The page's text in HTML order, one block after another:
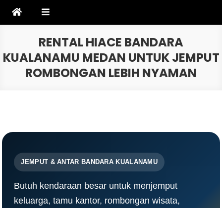
RENTAL HIACE BANDARA
KUALANAMU MEDAN UNTUK JEMPUT
ROMBONGAN LEBIH NYAMAN
JEMPUT & ANTAR BANDARA KUALANAMU
Butuh kendaraan besar untuk menjemput
keluarga, tamu kantor, rombongan wisata,